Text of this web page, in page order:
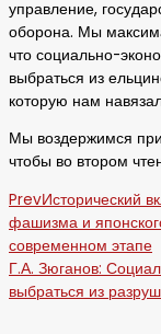
управление,
оборона. Мы
что социально-
выбраться из
которую нам
Мы воздержимся
чтобы во втором
PrevИсторический
фашизма и
современном этапе
Г.А. Зюганов:
выбраться из